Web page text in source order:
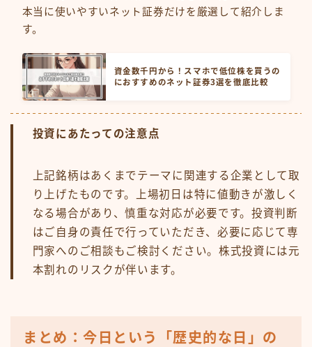
本当に使いやすいネット証券だけを厳選して紹介しま
す。
資金数千円から！スマホで低位株を買うの
におすすめのネット証券3選を徹底比較
投資にあたっての注意点
上記銘柄はあくまでテーマに関連する企業として取
り上げたものです。上場初日は特に値動きが激しく
なる場合があり、慎重な対応が必要です。投資判断
はご自身の責任で行っていただき、必要に応じて専
門家へのご相談もご検討ください。株式投資には元
本割れのリスクが伴います。
まとめ：今日という「歴史的な日」の